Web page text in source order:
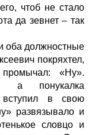
чтоб не стало
да зевнет – так
оба должностные
покряхтел,
«Ну».
а понукалка
в свою
развязывало и
словцо и